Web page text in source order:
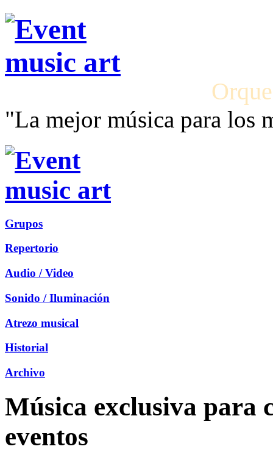
"La mejor música para los
Grupos
Repertorio
Audio / Video
Sonido / Iluminación
Atrezo musical
Historial
Archivo
Música exclusiva para
eventos